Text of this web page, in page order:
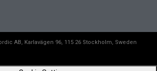
AB, Karlavägen 96, 115 26 Stockholm, Sweden